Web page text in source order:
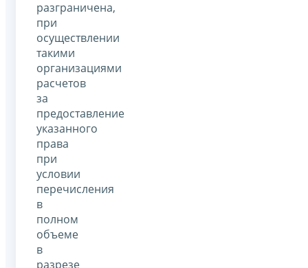
разграничена,
при
осуществлении
такими
организациями
расчетов
за
предоставление
указанного
права
при
условии
перечисления
в
полном
объеме
в
разрезе